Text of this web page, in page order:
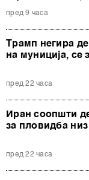
пред 9 часа
Трамп негира
на муниција, се
пред 22 часа
Иран соопшти
за пловидба
пред 22 часа